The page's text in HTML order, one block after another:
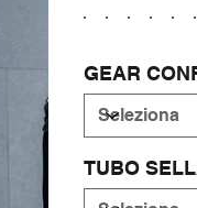
GEAR
TUBO